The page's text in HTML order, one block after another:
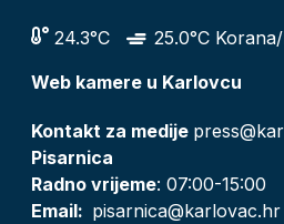
24.3°C
25.0°C
Web kamere u Karlovcu
Kontakt za medije
Pisarnica
Radno vrijeme: 07:00-15:00
Email: pisarnica@karlovac.hr